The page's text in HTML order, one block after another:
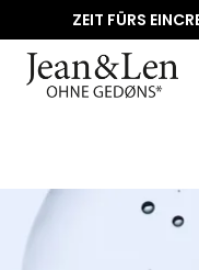
ZEIT FÜRS